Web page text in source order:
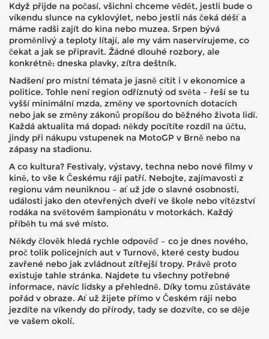
Když přijde na počasí, všichni chceme vědět, jestli bude o
víkendu slunce na cyklovýlet, nebo jestli nás čeká déšť a
máme radši zajít do kina nebo muzea. Srpen bývá
proměnlivý a teploty lítají, ale my vám naservírujeme, co
čekat a jak se připravit. Žádné dlouhé rozbory, ale
konkrétně: dneska plavky, zítra deštník.
Nadšení pro místní témata je jasně cítit i v ekonomice a
politice. Tohle není region odříznutý od světa – řeší se tu
vyšší minimální mzda, změny ve sportovních dotacích
nebo jak se změny zákonů propíšou do běžného života lidí.
Každá aktualita má dopad: někdy pocítíte rozdíl na účtu,
jindy při nákupu vstupenek na MotoGP v Brně nebo na
zápasy na stadionu.
A co kultura? Festivaly, výstavy, techna nebo nové filmy v
kině, to vše k Českému ráji patří. Nebojte, zajímavosti z
regionu vám neuniknou – ať už jde o slavné osobnosti,
události jako den otevřených dveří ve škole nebo vítězství
rodáka na světovém šampionátu v motorkách. Každý
příběh tu má své místo.
Někdy člověk hledá rychle odpověď – co je dnes nového,
proč tolik policejních aut v Turnově, které cesty budou
zavřené nebo jak zvládnout zítřejší tropy. Právě proto
existuje tahle stránka. Najdete tu všechny potřebné
informace, navíc lidsky a přehledně. Díky tomu zůstáváte
pořád v obraze. Ať už žijete přímo v Českém ráji nebo
jezdíte na víkendy do přírody, tady se dozvíte, co se děje
ve vašem okolí.